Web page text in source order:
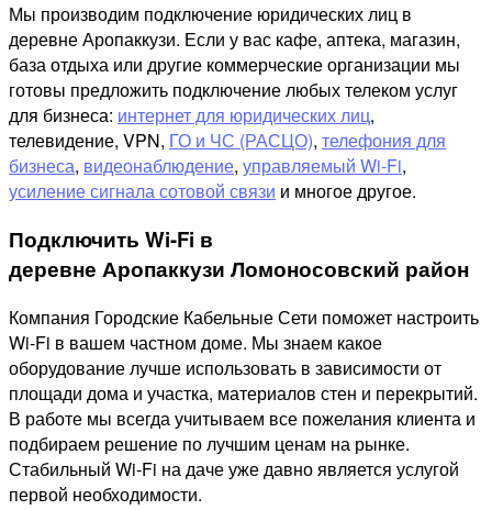
Мы производим подключение юридических лиц в
деревне Аропаккузи. Если у вас кафе, аптека, магазин,
база отдыха или другие коммерческие организации мы
готовы предложить подключение любых телеком услуг
для бизнеса: интернет для юридических лиц,
телевидение, VPN, ГО и ЧС (РАСЦО), телефония для
бизнеса, видеонаблюдение, управляемый Wi-Fi,
усиление сигнала сотовой связи и многое другое.
Подключить Wi-Fi в
деревне Аропаккузи Ломоносовский район
Компания Городские Кабельные Сети поможет настроить
Wi-Fi в вашем частном доме. Мы знаем какое
оборудование лучше использовать в зависимости от
площади дома и участка, материалов стен и перекрытий.
В работе мы всегда учитываем все пожелания клиента и
подбираем решение по лучшим ценам на рынке.
Стабильный Wi-Fi на даче уже давно является услугой
первой необходимости.